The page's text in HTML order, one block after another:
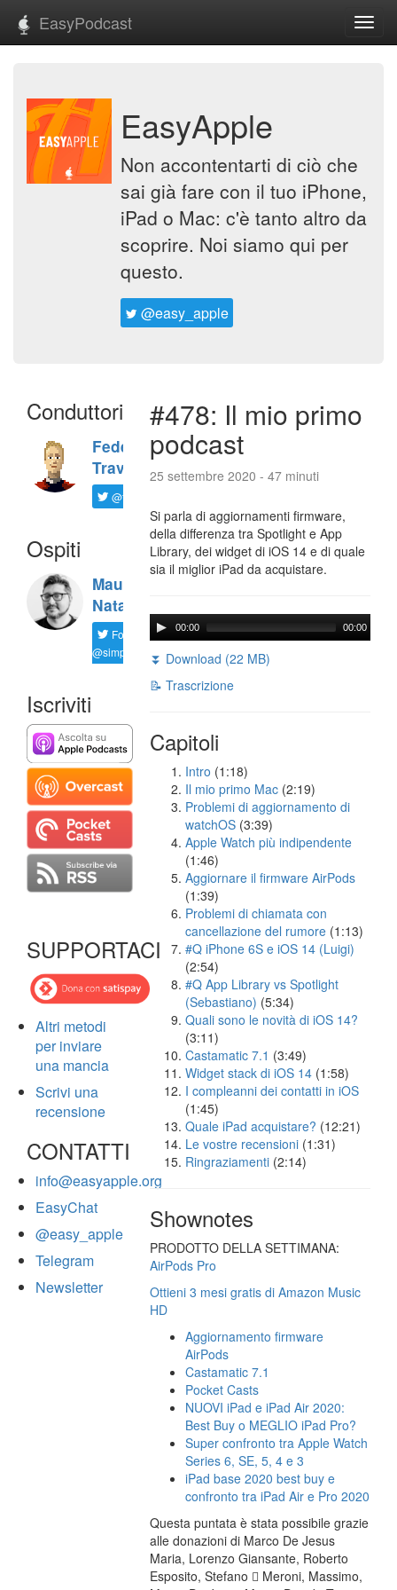
EasyPodcast
EasyApple
Non accontentarti di ciò che
sai già fare con il tuo iPhone,
iPad o Mac: c'è tanto altro da
scoprire. Noi siamo qui per
questo.
@easy_apple
Conduttori
Federico
Travaini
@ftrava
Ospiti
Maurizio
Natali
Follow
@simplemal
Iscriviti
SUPPORTACI
Altri metodi
per inviare
una mancia
Scrivi una
recensione
CONTATTI
info@easyapple.org
EasyChat
@easy_apple
Telegram
Newsletter
#478: Il mio primo
podcast
25 settembre 2020 - 47 minuti
Si parla di aggiornamenti firmware,
della differenza tra Spotlight e App
Library, dei widget di iOS 14 e di quale
sia il miglior iPad da acquistare.
00:00 00:00
⏬ Download (22 MB)
📝 Trascrizione
Capitoli
Intro (1:18)
Il mio primo Mac (2:19)
Problemi di aggiornamento di
watchOS (3:39)
Apple Watch più indipendente
(1:46)
Aggiornare il firmware AirPods
(1:39)
Problemi di chiamata con
cancellazione del rumore (1:13)
#Q iPhone 6S e iOS 14 (Luigi)
(2:54)
#Q App Library vs Spotlight
(Sebastiano) (5:34)
Quali sono le novità di iOS 14?
(3:11)
Castamatic 7.1 (3:49)
Widget stack di iOS 14 (1:58)
I compleanni dei contatti in iOS
(1:45)
Quale iPad acquistare? (12:21)
Le vostre recensioni (1:31)
Ringraziamenti (2:14)
Shownotes
PRODOTTO DELLA SETTIMANA:
AirPods Pro
Ottieni 3 mesi gratis di Amazon Music
HD
Aggiornamento firmware
AirPods
Castamatic 7.1
Pocket Casts
NUOVI iPad e iPad Air 2020:
Best Buy o MEGLIO iPad Pro?
Super confronto tra Apple Watch
Series 6, SE, 5, 4 e 3
iPad base 2020 best buy e
confronto tra iPad Air e Pro 2020
Questa puntata è stata possibile grazie
alle donazioni di Marco De Jesus
Maria, Lorenzo Giansante, Roberto
Esposito, Stefano  Meroni, Massimo,